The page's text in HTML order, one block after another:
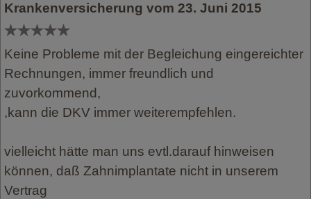
Krankenversicherung vom 23. Juni 2015
Keine Probleme mit der Begleichung eingereichter
Rechnungen, immer freundlich und
zuvorkommend,
,kann die DKV immer weiterempfehlen.
vielleicht hätte man uns evtl.darauf hinweisen
können, daß Zahnimplantate nicht in unserem
Vertrag